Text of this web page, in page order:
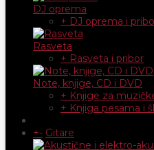
DJ oprema
+ DJ oprema i
Rasveta
+ Rasveta i pribor
Note, knjige, CD i DVD
+ Knjige za
+ Knjiga pesama i
+- Gitare